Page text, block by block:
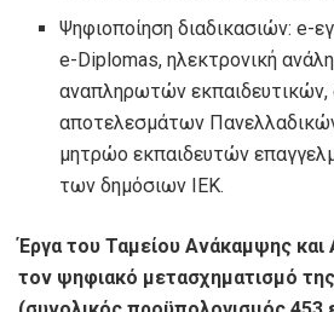
Ψηφιοποίηση διαδικασιών: e-
e-Diplomas, ηλεκτρονική
αναπληρωτών
αποτελεσμάτων
μητρώο εκπαιδευτών
των δημόσιων ΙΕΚ.
Έργα του Ταμείου Ανάκαμψης και
τον ψηφιακό μετασχηματισμό